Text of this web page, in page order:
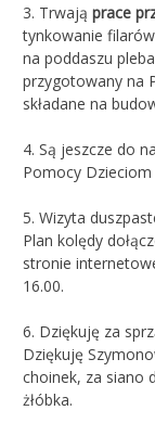
3. Trwają prace
tynkowanie
na poddaszu
przygotowany na
składane na
4. Są jeszcze do
Pomocy Dzieciom
5. Wizyta
Plan kolędy
stronie
16.00.
6. Dziękuję za
Dziękuję
choinek, za siano
żłóbka.